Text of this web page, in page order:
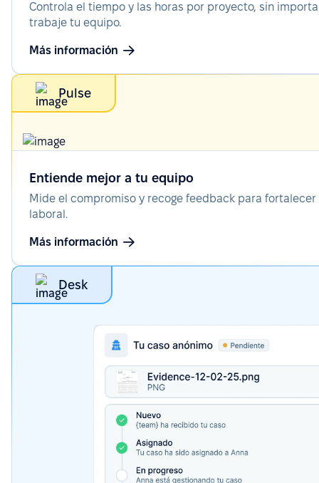
Controla el tiempo y las horas por proyecto, sin
trabaje tu equipo.
Más información
Pulse
Entiende mejor a tu equipo
Mide el compromiso y recoge feedback para
laboral.
Más información
Desk